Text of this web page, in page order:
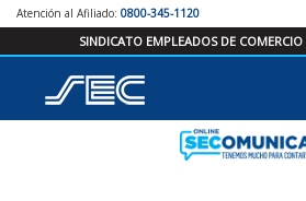
Atención al Afiliado: 0800-345-1120
SINDICATO EMPLEADOS DE COMERCIO